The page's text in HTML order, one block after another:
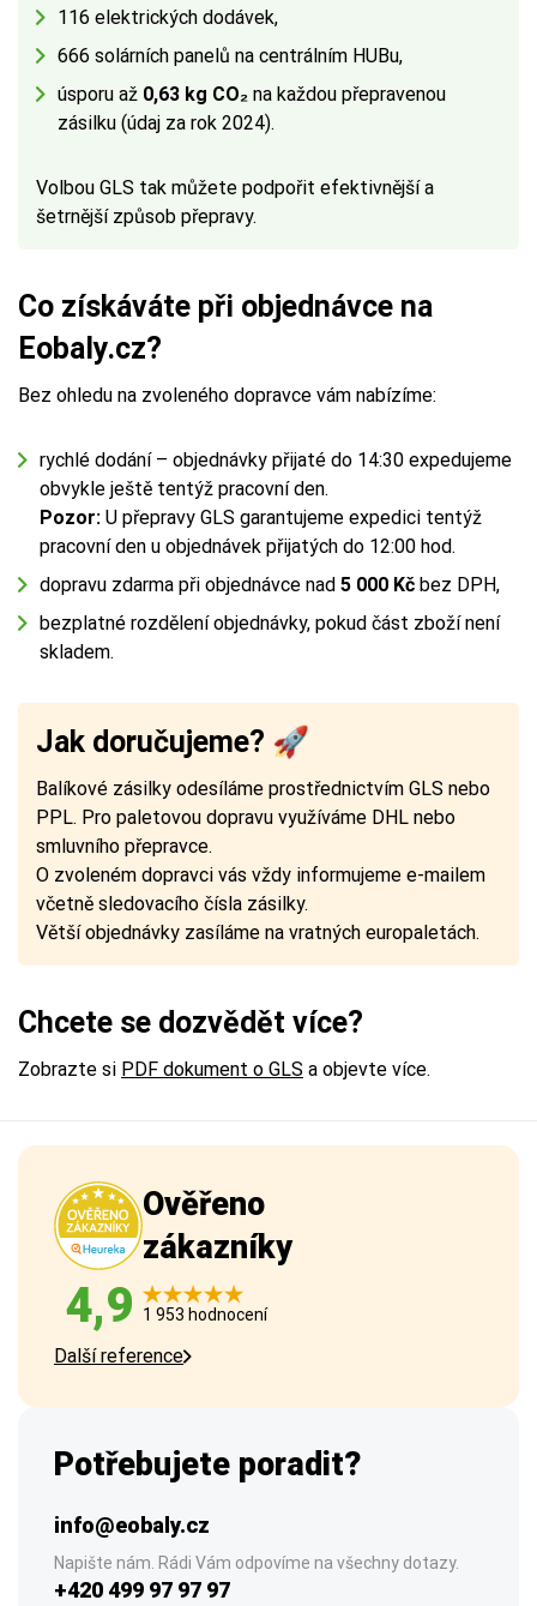
116 elektrických dodávek,
666 solárních panelů na centrálním HUBu,
úsporu až 0,63 kg CO₂ na každou přepravenou
zásilku (údaj za rok 2024).
Volbou GLS tak můžete podpořit efektivnější a
šetrnější způsob přepravy.
Co získáváte při objednávce na
Eobaly.cz?
Bez ohledu na zvoleného dopravce vám nabízíme:
rychlé dodání – objednávky přijaté do 14:30 expedujeme
obvykle ještě tentýž pracovní den.
Pozor: U přepravy GLS garantujeme expedici tentýž
pracovní den u objednávek přijatých do 12:00 hod.
dopravu zdarma při objednávce nad 5 000 Kč bez DPH,
bezplatné rozdělení objednávky, pokud část zboží není
skladem.
Jak doručujeme? 🚀
Balíkové zásilky odesíláme prostřednictvím GLS nebo
PPL. Pro paletovou dopravu využíváme DHL nebo
smluvního přepravce.
O zvoleném dopravci vás vždy informujeme e-mailem
včetně sledovacího čísla zásilky.
Větší objednávky zasíláme na vratných europaletách.
Chcete se dozvědět více?
Zobrazte si PDF dokument o GLS a objevte více.
Ověřeno
zákazníky
4,9 1 953 hodnocení
Další reference
Potřebujete poradit?
info@eobaly.cz
Napište nám. Rádi Vám odpovíme na všechny dotazy.
+420 499 97 97 97